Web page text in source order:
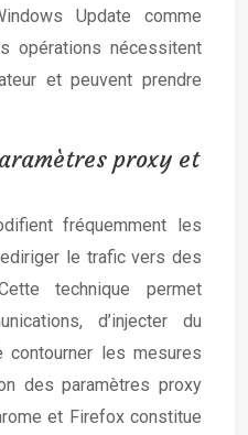
Update comme
opérations nécessitent
et peuvent prendre
proxy et
fréquemment les
le trafic vers des
technique permet
d’injecter du
contourner les mesures
des paramètres proxy
et Firefox constitue